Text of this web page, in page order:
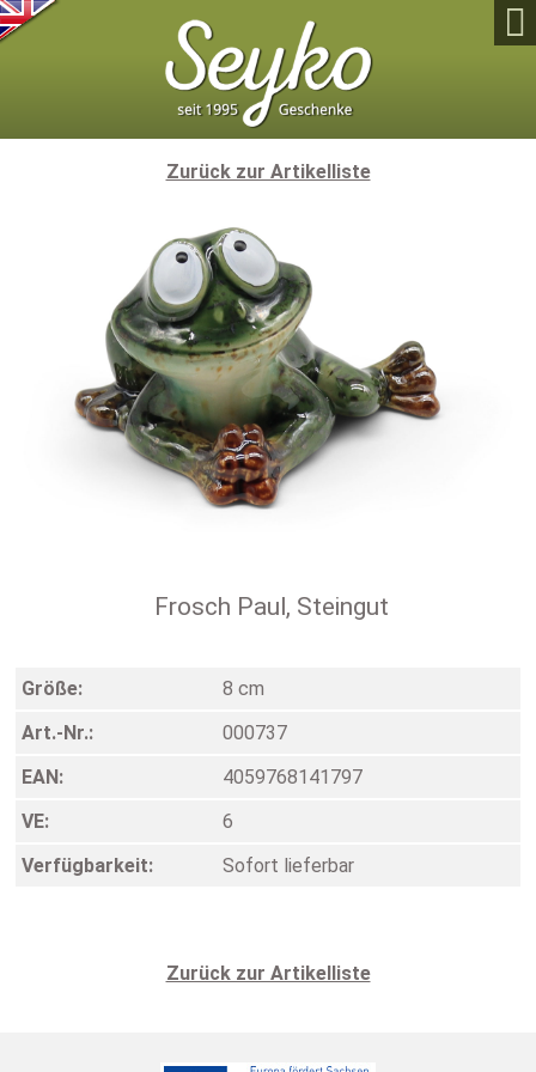

Zurück zur Artikelliste
Frosch Paul, Steingut
Größe:
8 cm
Art.-Nr.:
000737
EAN:
4059768141797
VE:
6
Verfügbarkeit:
Sofort lieferbar
Zurück zur Artikelliste